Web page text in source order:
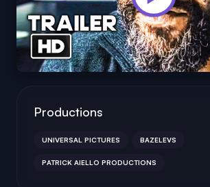
Productions
UNIVERSAL PICTURES BAZELEVS
PATRICK AIELLO PRODUCTIONS